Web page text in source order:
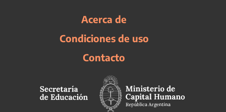
Acerca de
Condiciones de uso
Contacto